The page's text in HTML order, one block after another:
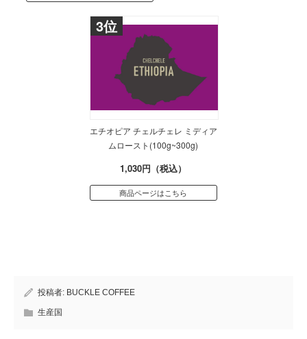
3位
エチオピア チェルチェレ ミディア
ムロースト(100g~300g)
1,030円（税込）
商品ページはこちら
投稿者: BUCKLE COFFEE
生産国